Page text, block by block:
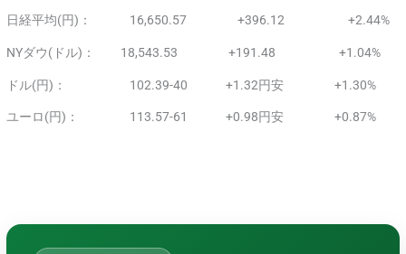
日経平均(円)： 16,650.57 +396.12 +2.44%
NYダウ(ドル)： 18,543.53 +191.48 +1.04%
ドル(円)： 102.39-40 +1.32円安 +1.30%
ユーロ(円)： 113.57-61 +0.98円安 +0.87%